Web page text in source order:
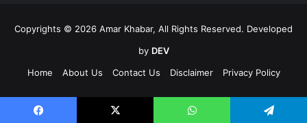
Copyrights © 2026 Amar Khabar, All Rights Reserved. Developed
by DEV
Home
About Us Contact Us Disclaimer Privacy Policy